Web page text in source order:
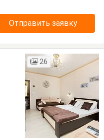
Отправить заявку
26